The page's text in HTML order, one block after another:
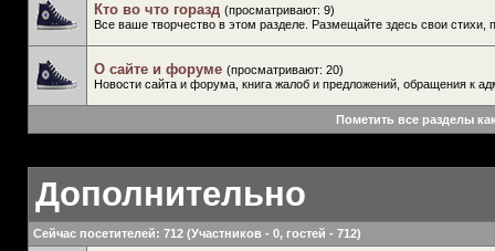
Кто во что горазд (просматривают: 9)
Все ваше творчество в этом разделе. Размещайте здесь свои стихи,
О сайте и форуме (просматривают: 20)
Новости сайта и форума, книга жалоб и предложений, обращения к
Пометить все разделы
Дополнительно
Сейчас посетителей: 712 (Участников - 0, гостей - 712)